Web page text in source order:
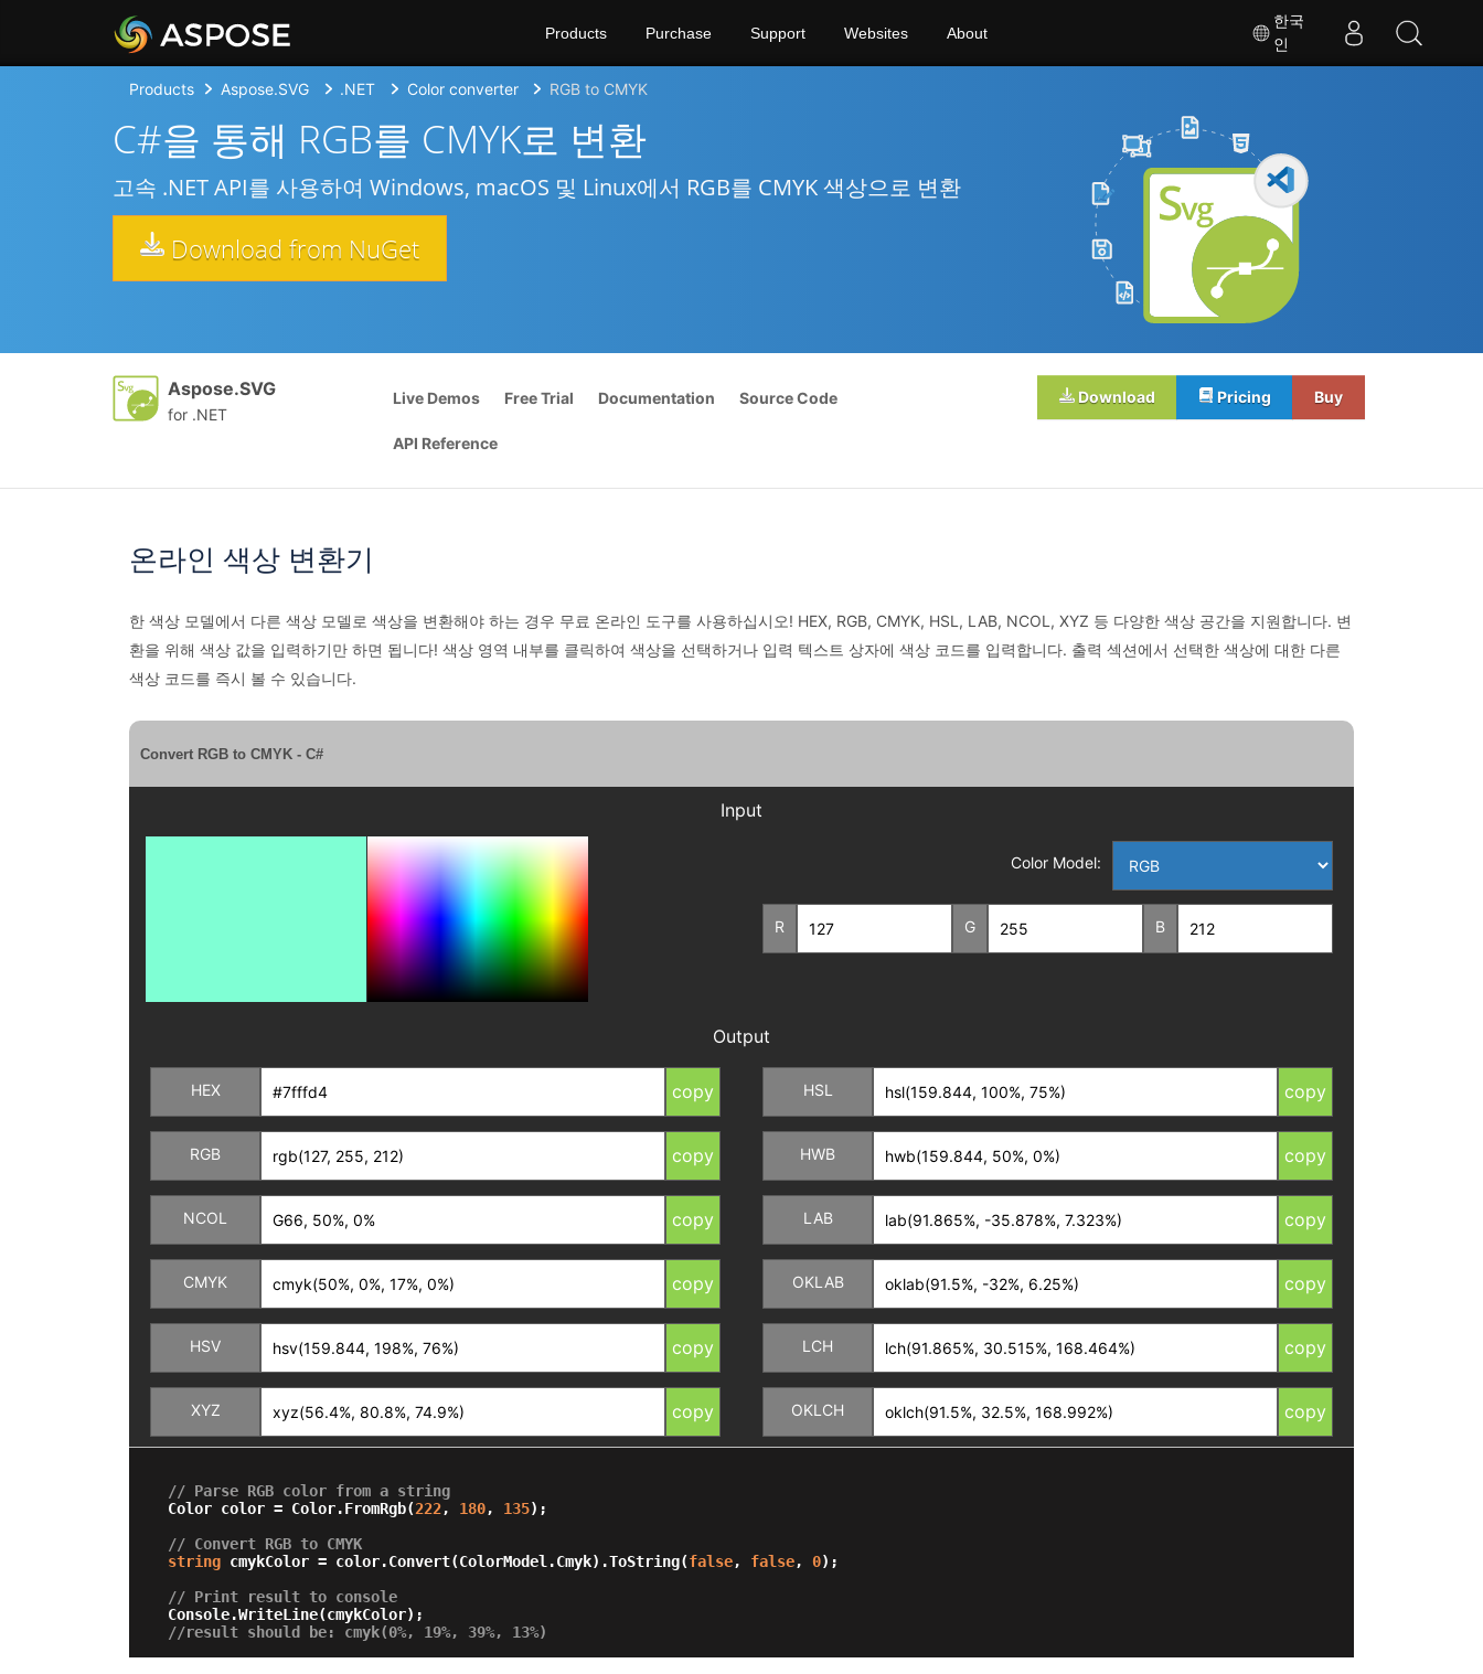
한국
인
Products Purchase Support Websites About
Products Aspose.SVG .NET Color converter RGB to CMYK
C#을 통해 RGB를 CMYK로 변환
고속 .NET API를 사용하여 Windows, macOS 및 Linux에서 RGB를 CMYK 색상으로 변환
Download from NuGet
Aspose.SVG
for .NET
Live Demos Free Trial Documentation Source Code
API Reference
Download Pricing Buy
온라인 색상 변환기
한 색상 모델에서 다른 색상 모델로 색상을 변환해야 하는 경우 무료 온라인 도구를 사용하십시오! HEX, RGB, CMYK, HSL, LAB, NCOL, XYZ 등 다양한 색상 공간을 지원합니다. 변
환을 위해 색상 값을 입력하기만 하면 됩니다! 색상 영역 내부를 클릭하여 색상을 선택하거나 입력 텍스트 상자에 색상 코드를 입력합니다. 출력 섹션에서 선택한 색상에 대한 다른
색상 코드를 즉시 볼 수 있습니다.
Convert RGB to CMYK - C#
Input
Color Model:
R G B
Output
HEX copy
RGB copy
NCOL copy
CMYK copy
HSV copy
XYZ copy
HSL copy
HWB copy
LAB copy
OKLAB copy
LCH copy
OKLCH copy
// Parse RGB color from a string
Color color = Color.FromRgb(222, 180, 135);
// Convert RGB to CMYK
string cmykColor = color.Convert(ColorModel.Cmyk).ToString(false, false, 0);
// Print result to console
//result should be: cmyk(0%, 19%, 39%, 13%)